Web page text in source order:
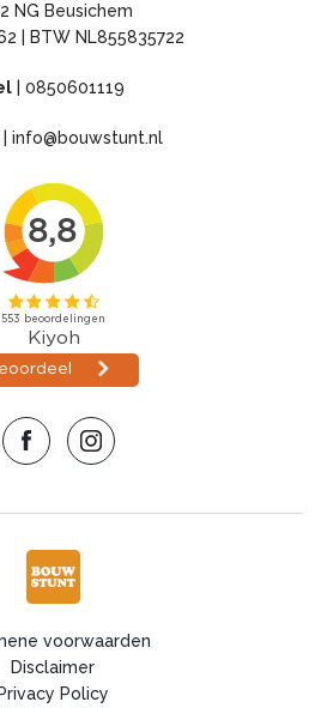
NG Beusichem
| BTW NL855835722
| 0850601119
info@bouwstunt.nl
voorwaarden
Disclaimer
Privacy Policy